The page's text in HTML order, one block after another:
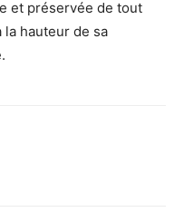
et préservée de tout
hauteur de sa